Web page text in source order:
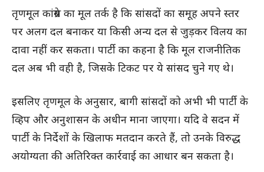
तृणमूल कांग्रेस का मूल तर्क है कि सांसदों का समूह अपने स्तर
पर अलग दल बनाकर या किसी अन्य दल से जुड़कर विलय का
दावा नहीं कर सकता। पार्टी का कहना है कि मूल राजनीतिक
दल अब भी वही है, जिसके टिकट पर ये सांसद चुने गए थे।
इसलिए तृणमूल के अनुसार, बागी सांसदों को अभी भी पार्टी के
व्हिप और अनुशासन के अधीन माना जाएगा। यदि वे सदन में
पार्टी के निर्देशों के खिलाफ मतदान करते हैं, तो उनके विरुद्ध
अयोग्यता की अतिरिक्त कार्रवाई का आधार बन सकता है।